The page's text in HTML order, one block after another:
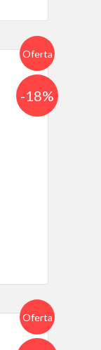
Oferta
-18%
Oferta